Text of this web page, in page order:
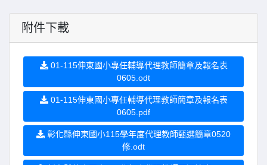
附件下載
01-115伸東國小專任輔導代理教師簡章及報名表
0605.odt
01-115伸東國小專任輔導代理教師簡章及報名表
0605.pdf
彰化縣伸東國小115學年度代理教師甄選簡章0520
修.odt